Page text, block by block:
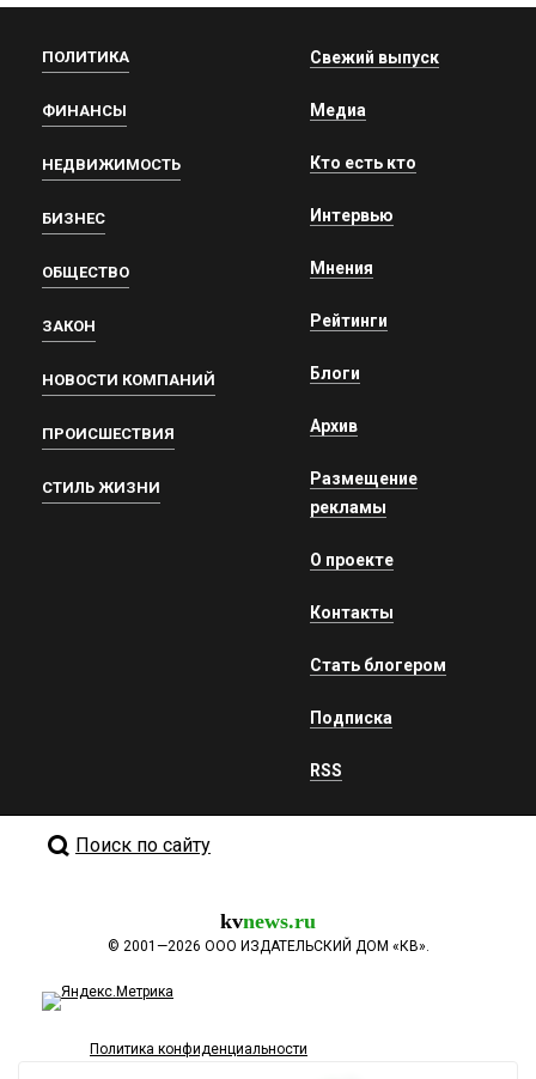
ПОЛИТИКА
ФИНАНСЫ
НЕДВИЖИМОСТЬ
БИЗНЕС
ОБЩЕСТВО
ЗАКОН
НОВОСТИ КОМПАНИЙ
ПРОИСШЕСТВИЯ
СТИЛЬ ЖИЗНИ
Свежий выпуск
Медиа
Кто есть кто
Интервью
Мнения
Рейтинги
Блоги
Архив
Размещение
рекламы
О проекте
Контакты
Стать блогером
Подписка
RSS
Поиск по сайту
kvnews.ru
© 2001—2026 ООО ИЗДАТЕЛЬСКИЙ ДОМ «КВ».
Политика конфиденциальности